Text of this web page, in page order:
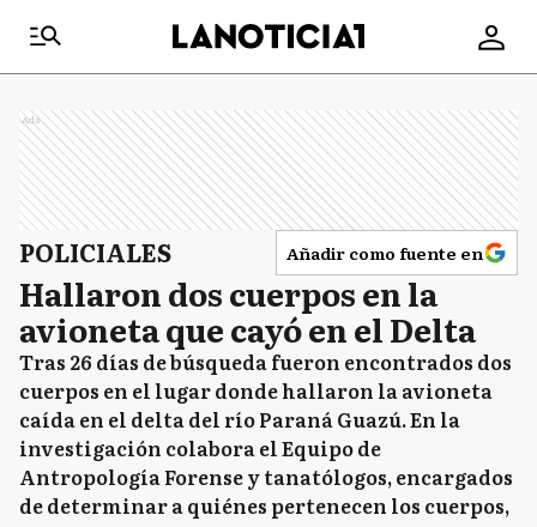
Ads
POLICIALES Añadir como fuente en
Hallaron dos cuerpos en la
avioneta que cayó en el Delta
Tras 26 días de búsqueda fueron encontrados dos
cuerpos en el lugar donde hallaron la avioneta
caída en el delta del río Paraná Guazú. En la
investigación colabora el Equipo de
Antropología Forense y tanatólogos, encargados
de determinar a quiénes pertenecen los cuerpos,